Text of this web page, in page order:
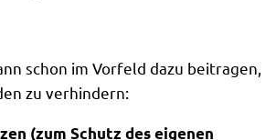
schon im Vorfeld dazu beitragen,
zu verhindern:
(zum Schutz des eigenen